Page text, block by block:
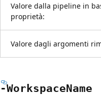
Valore dalla pipeline in
proprietà:
Valore dagli argomenti
-WorkspaceName